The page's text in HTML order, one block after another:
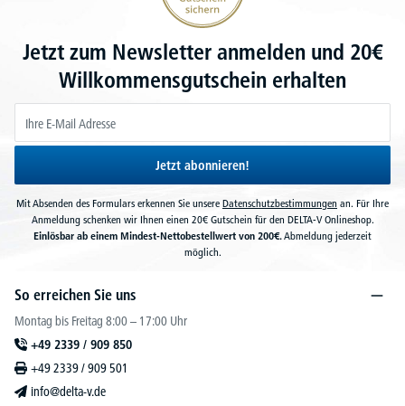
Jetzt zum Newsletter anmelden und 20€
Willkommensgutschein erhalten
Jetzt abonnieren!
Mit Absenden des Formulars erkennen Sie unsere Datenschutzbestimmungen an. Für Ihre
Anmeldung schenken wir Ihnen einen 20€ Gutschein für den DELTA-V Onlineshop.
Einlösbar ab einem Mindest-Nettobestellwert von 200€.Abmeldung jederzeit
möglich.
So erreichen Sie uns
Montag bis Freitag 8:00 – 17:00 Uhr
+49 2339 / 909 850
+49 2339 / 909 501
info@delta-v.de